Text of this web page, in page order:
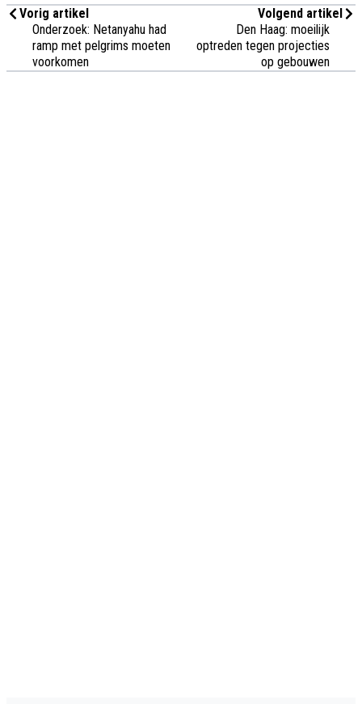
Vorig artikel
Onderzoek: Netanyahu had
ramp met pelgrims moeten
voorkomen
Volgend artikel
Den Haag: moeilijk
optreden tegen projecties
op gebouwen